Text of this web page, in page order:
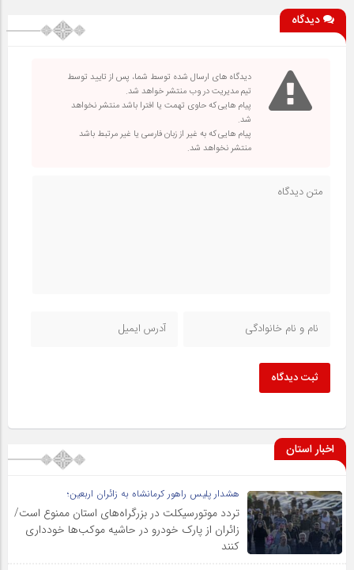
دیدگاه
دیدگاه های ارسال شده توسط شما، پس از تایید توسط
تیم مدیریت در وب منتشر خواهد شد.
پیام هایی که حاوی تهمت یا افترا باشد منتشر نخواهد
شد.
پیام هایی که به غیر از زبان فارسی یا غیر مرتبط باشد
منتشر نخواهد شد.
ثبت دیدگاه
اخبار استان
هشدار پلیس راهور کرمانشاه به زائران اربعین؛
تردد موتورسیکلت در بزرگراه‌های استان ممنوع است/
زائران از پارک خودرو در حاشیه موکب‌ها خودداری
کنند